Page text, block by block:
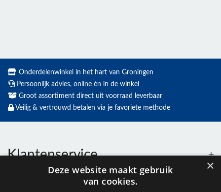
Onderdelenwinkel in het hart van Groningen
Persoonlijk advies, online én in de winkel
Groot assortiment direct uit voorraad leverbaar
Veilig & vertrouwd betalen via je favoriete methode
Klantenservice
×
Deze website maakt gebruik
van cookies.